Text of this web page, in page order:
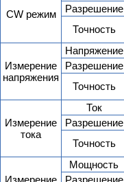
CW режим
Разрешение
Точность
Измерение
напряжения
Напряжение
Разрешение
Точность
Измерение
тока
Ток
Разрешение
Точность
Измерение
Мощность
Разрешение